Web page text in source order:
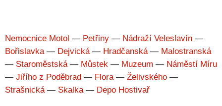
Nemocnice Motol — Petřiny — Nádraží Veleslavín —
Bořislavka— Dejvická— Hradčanská— Malostranská
— Staroměstská— Můstek — Muzeum — Náměstí Míru
— Jiřího z Poděbrad — Flora— Želivského —
Strašnická— Skalka— Depo Hostivař